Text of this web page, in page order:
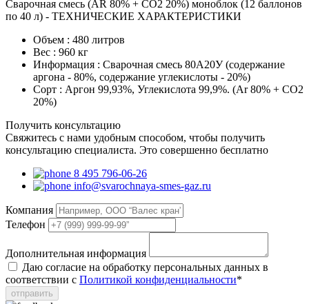
Сварочная смесь (AR 80% + CO2 20%) моноблок (12 баллонов
по 40 л) - ТЕХНИЧЕСКИЕ ХАРАКТЕРИСТИКИ
Объем : 480 литров
Вес : 960 кг
Информация : Сварочная смесь 80А20У (содержание
аргона - 80%, содержание углекислоты - 20%)
Сорт : Аргон 99,93%, Углекислота 99,9%. (Ar 80% + CO2
20%)
Получить консультацию
Свяжитесь с нами удобным способом, чтобы получить
консультацию специалиста. Это совершенно бесплатно
8 495 796-06-26
info@svarochnaya-smes-gaz.ru
Компания
Телефон
Дополнительная информация
Даю согласие на обработку персональных данных в
соответствии с Политикой конфиденциальности*
отправить